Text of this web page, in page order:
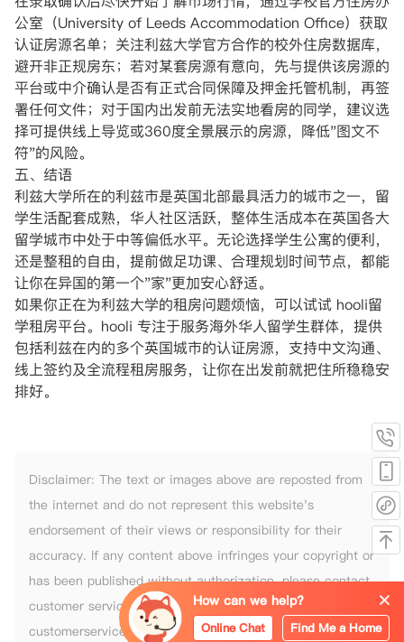
公室（University of Leeds Accommodation Office）获取
认证房源名单；关注利兹大学官方合作的校外住房数据库，
避开非正规房东；若对某套房源有意向，先与提供该房源的
平台或中介确认是否有正式合同保障及押金托管机制，再签
署任何文件；对于国内出发前无法实地看房的同学，建议选
择可提供线上导览或360度全景展示的房源，降低"图文不
符"的风险。
五、结语
利兹大学所在的利兹市是英国北部最具活力的城市之一，留
学生活配套成熟，华人社区活跃，整体生活成本在英国各大
留学城市中处于中等偏低水平。无论选择学生公寓的便利，
还是整租的自由，提前做足功课、合理规划时间节点，都能
让你在异国的第一个"家"更加安心舒适。
如果你正在为利兹大学的租房问题烦恼，可以试试 hooli留
学租房平台。hooli 专注于服务海外华人留学生群体，提供
包括利兹在内的多个英国城市的认证房源，支持中文沟通、
线上签约及全流程租房服务，让你在出发前就把住所稳稳安
排好。
Disclaimer: The text or images above are reposted from
the internet and do not represent this website's
endorsement of their views or responsibility for their
accuracy. If any content above infringes your copyright or
has been published without authorization, please contact
customer service or email
customerservice@hoolihome.com to request removal.
How can we help?
Online Chat Find Me a Home